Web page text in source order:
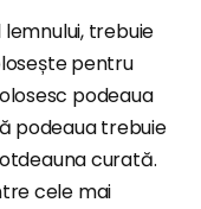
trebuie
pentru
podeaua
podeaua trebuie
curată.
cele mai